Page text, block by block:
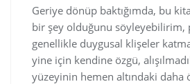
Geriye dönüp baktığımda, bu
bir şey olduğunu söyleyebilirim,
genellikle duygusal klişeler
yine için kendine özgü,
yüzeyinin hemen altındaki daha